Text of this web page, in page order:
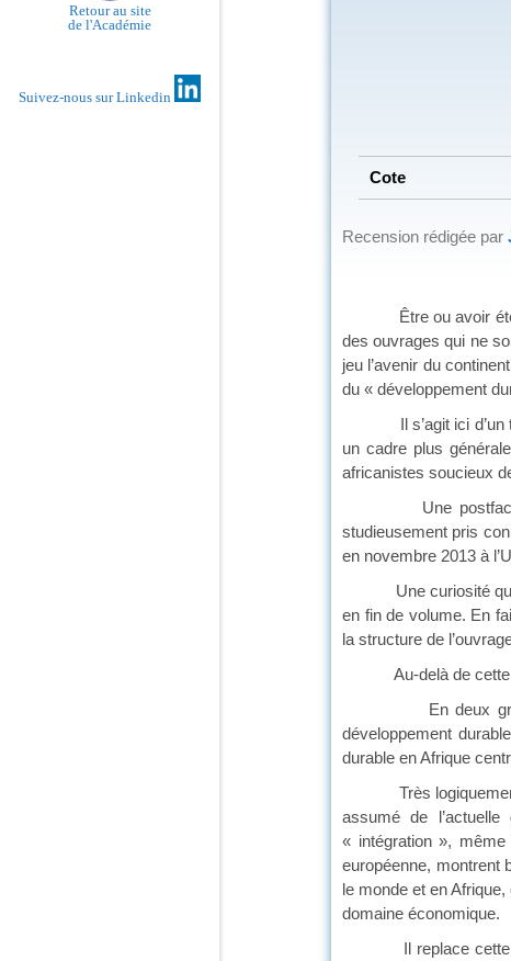
Retour au site
de l'Académie
Suivez-nous sur Linkedin
Cote
Recension rédigée par
Être ou avoir été
des ouvrages qui ne
jeu l’avenir du
du « développement
Il s’agit ici d’un
un cadre plus
africanistes soucieux
Une postface
studieusement pris
en novembre 2013 à
Une curiosité qui
en fin de volume. En
la structure de
Au-delà de cette
En deux grandes
développement
durable en Afrique
Très logiquement, il
assumé de
« intégration »,
européenne, montrent
le monde et en
domaine économique.
Il replace cette